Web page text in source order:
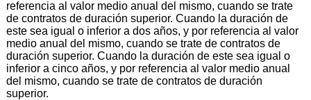
referencia al valor medio anual del mismo, cuando se trate
de contratos de duración superior. Cuando la duración de
este sea igual o inferior a dos años, y por referencia al valor
medio anual del mismo, cuando se trate de contratos de
duración superior. Cuando la duración de este sea igual o
inferior a cinco años, y por referencia al valor medio anual
del mismo, cuando se trate de contratos de duración
superior.